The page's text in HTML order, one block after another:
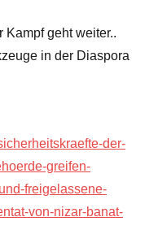
Kampf geht weiter..
in der Diaspora
der-
greifen-
freigelassene-
von-nizar-banat-